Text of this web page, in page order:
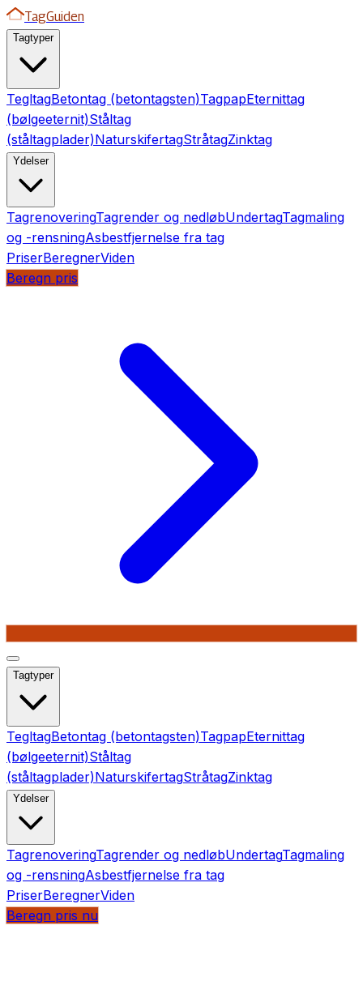
TagGuiden
Tagtyper
TegltagBetontag (betontagsten)TagpapEternittag
(bølgeeternit)Ståltag
(ståltagplader)NaturskifertagStråtagZinktag
Ydelser
TagrenoveringTagrender og nedløbUndertagTagmaling
og -rensningAsbestfjernelse fra tag
PriserBeregnerViden
Beregn pris
Tagtyper
TegltagBetontag (betontagsten)TagpapEternittag
(bølgeeternit)Ståltag
(ståltagplader)NaturskifertagStråtagZinktag
Ydelser
TagrenoveringTagrender og nedløbUndertagTagmaling
og -rensningAsbestfjernelse fra tag
PriserBeregnerViden
Beregn pris nu